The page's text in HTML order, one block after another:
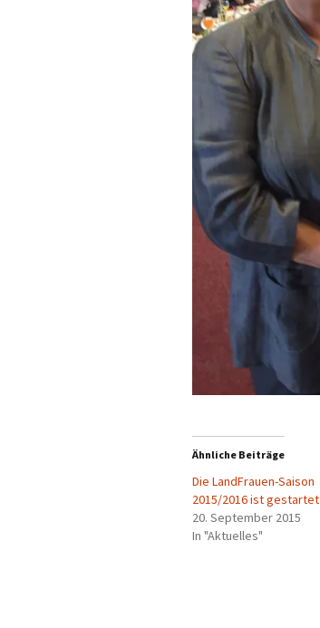
Ähnliche Beiträge
Die LandFrauen-Saison
2015/2016 ist gestartet
20. September 2015
In "Aktuelles"